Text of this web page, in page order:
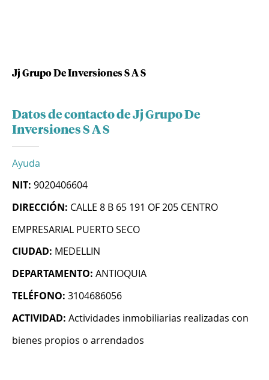
Jj Grupo De Inversiones S A S
Datos de contacto de Jj Grupo De
Inversiones S A S
Ayuda
NIT: 9020406604
DIRECCIÓN: CALLE 8 B 65 191 OF 205 CENTRO
EMPRESARIAL PUERTO SECO
CIUDAD: MEDELLIN
DEPARTAMENTO: ANTIOQUIA
TELÉFONO: 3104686056
ACTIVIDAD: Actividades inmobiliarias realizadas con
bienes propios o arrendados